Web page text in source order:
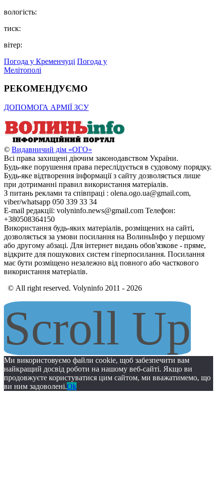
вологість:
тиск:
вітер:
Погода у Кременчуці Погода у
Мелітополі
РЕКОМЕНДУЄМО
ДОПОМОГА АРМІЇ ЗСУ
© Видавничий дім «ОГО»
Всі права захищені діючим законодавством України.
Будь-яке порушення права переслідується в судовому порядку.
Будь-яке відтворення інформації з сайту дозволяється лише
при дотриманні правил використання матеріалів.
З питань реклами та співпраці : olena.ogo.ua@gmail.com,
viber/whatsapp 050 339 33 34
E-mail редакції: volyninfo.news@gmail.com Телефон:
+380508364150
Використання будь-яких матеріалів, розміщених на сайті,
дозволяється за умови посилання на ВолиньІнфо у першому
або другому абзаці. Для інтернет видань обов'язкове - пряме,
відкрите для пошукових систем гіперпосилання. Посилання
має бути розміщено незалежно від повного або часткового
використання матеріалів.
© All right reserved. Volyninfo 2011 - 2026
Scroll Up
Ми використовуємо файли cookie, щоб забезпечити вам
найкращий досвід роботи на нашому веб-сайті. Якщо ви
продовжуєте користуватися цим сайтом, ми вважатимемо, що
ви ним задоволені.Ok